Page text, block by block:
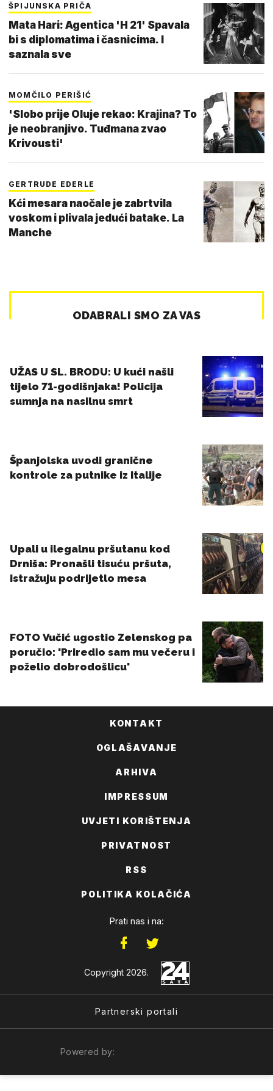
ŠPIJUNSKA PRIČA
Mata Hari: Agentica 'H 21' Spavala
bi s diplomatima i časnicima. I
saznala sve
MOMČILO PERIŠIĆ
'Slobo prije Oluje rekao: Krajina? To
je neobranjivo. Tuđmana zvao
Krivousti'
GERTRUDE EDERLE
Kći mesara naočale je zabrtvila
voskom i plivala jedući batake. La
Manche
KONTAKT
OGLAŠAVANJE
ARHIVA
IMPRESSUM
UVJETI KORIŠTENJA
PRIVATNOST
RSS
POLITIKA KOLAČIĆA
Prati nas i na:
Copyright 2026.
Partnerski portali
Powered by: